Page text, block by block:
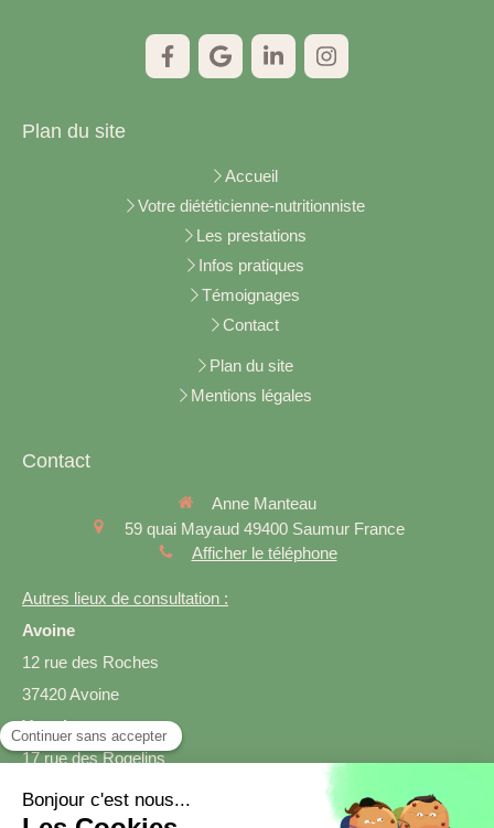
Plan du site
Accueil
Votre diététicienne-nutritionniste
Les prestations
Infos pratiques
Témoignages
Contact
Plan du site
Mentions légales
Contact
Anne Manteau
59 quai Mayaud 49400 Saumur France
Afficher le téléphone
Autres lieux de consultation :
Avoine
12 rue des Roches
37420 Avoine
Varrains
17 rue des Rogelins
49400 Varrains